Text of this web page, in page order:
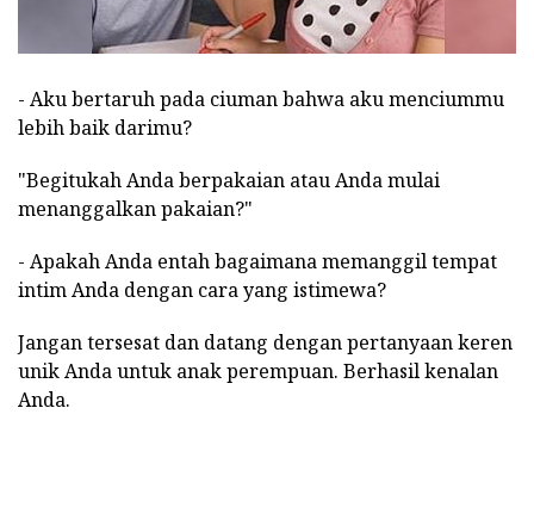
- Aku bertaruh pada ciuman bahwa aku menciummu
lebih baik darimu?
"Begitukah Anda berpakaian atau Anda mulai
menanggalkan pakaian?"
- Apakah Anda entah bagaimana memanggil tempat
intim Anda dengan cara yang istimewa?
Jangan tersesat dan datang dengan pertanyaan keren
unik Anda untuk anak perempuan. Berhasil kenalan
Anda.